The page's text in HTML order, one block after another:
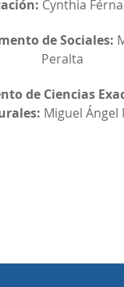
Cynthia
de Sociales:
Peralta
de Ciencias
Miguel Ángel